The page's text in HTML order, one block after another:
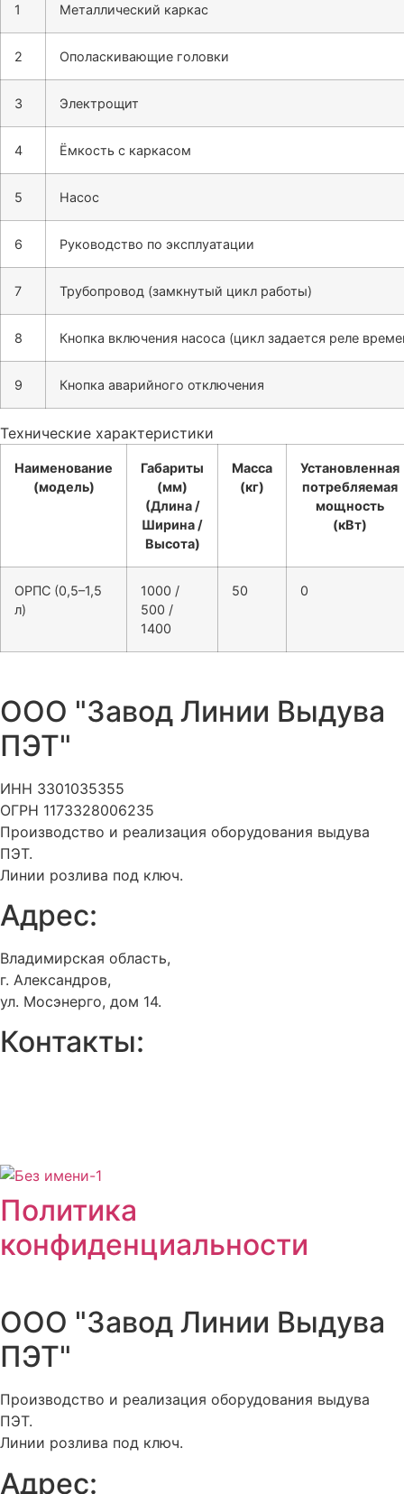
1 Металлический каркас
2 Ополаскивающие головки
3 Электрощит
4 Ёмкость с каркасом
5 Насос
6 Руководство по эксплуатации
7 Трубопровод (замкнутый цикл работы)
8 Кнопка включения насоса (цикл задается реле
9 Кнопка аварийного отключения
Технические характеристики
Наименование
(модель)
Габариты
(мм)
(Длина /
Ширина /
Высота)
Масса
(кг)
Установленная
потребляемая
мощность
(кВт)
ОРПС (0,5–1,5
л)
1000 /
500 /
1400
50 0
ООО "Завод Линии Выдува
ПЭТ"
ИНН 3301035355
ОГРН 1173328006235
Производство и реализация оборудования выдува
ПЭТ.
Линии розлива под ключ.
Адрес:
Владимирская область,
г. Александров,
ул. Мосэнерго, дом 14.
Контакты:
Политика
конфиденциальности
ООО "Завод Линии Выдува
ПЭТ"
Производство и реализация оборудования выдува
ПЭТ.
Линии розлива под ключ.
Адрес: